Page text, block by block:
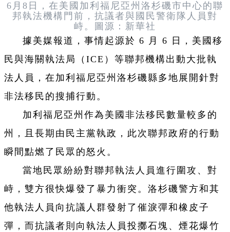
6月8日，在美國加利福尼亞州洛杉磯市中心的聯
邦執法機構門前，抗議者與國民警衛隊人員對
峙。圖源：新華社
據美媒報道，事情起源於 6 月 6 日，美國移
民與海關執法局（ICE）等聯邦機構出動大批執
法人員，在加利福尼亞州洛杉磯縣多地展開針對
非法移民的搜捕行動。
加利福尼亞州作為美國非法移民數量較多的
州，且長期由民主黨執政，此次聯邦政府的行動
瞬間點燃了民眾的怒火。
當地民眾紛紛對聯邦執法人員進行圍攻、對
峙，雙方很快爆發了暴力衝突。洛杉磯警方和其
他執法人員向抗議人群發射了催淚彈和橡皮子
彈，而抗議者則向執法人員投擲石塊、煙花爆竹